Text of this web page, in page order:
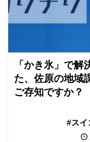
「かき氷」で解
た、佐原の地域
ご存知ですか？
#スイ